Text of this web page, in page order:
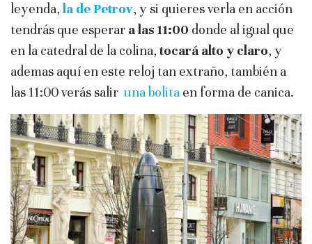
leyenda, la de Petrov, y si quieres verla en acción
tendrás que esperar a las 11:00 donde al igual que
en la catedral de la colina,tocará alto y claro, y
ademas aquí en este reloj tan extraño, también a
las 11:00 verás salir una bolita en forma de canica.